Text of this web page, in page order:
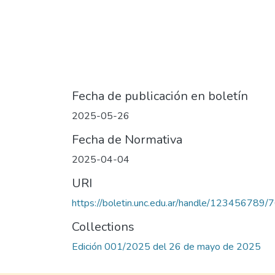
Fecha de publicación en boletín
2025-05-26
Fecha de Normativa
2025-04-04
URI
https://boletin.unc.edu.ar/handle/123456789/
Collections
Edición 001/2025 del 26 de mayo de 2025